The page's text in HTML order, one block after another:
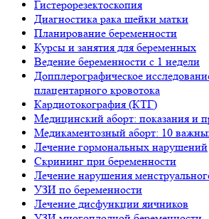
Гистерорезектоскопия
Диагностика рака шейки матки
Планирование беременности
Курсы и занятия для беременных
Ведение беременности с 1 недели
Допплерографическое
плацентарного кровотока
Кардиотокография (КТГ)
Медицинский аборт: показания и
Медикаментозный аборт: 10
Лечение гормональных нарушений
Скрининг при беременности
Лечение нарушения
УЗИ по беременности
Лечение дисфункции яичников